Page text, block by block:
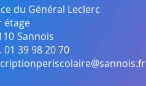
du Général Leclerc
étage
Sannois
01 39 98 20 70